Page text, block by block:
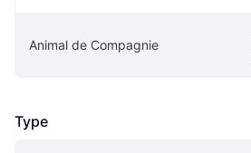
Animal de Compagnie
Type